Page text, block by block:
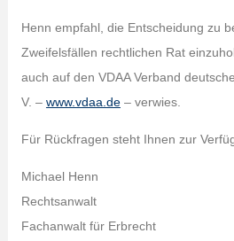
Henn empfahl, die Entscheidung zu
Zweifelsfällen rechtlichen Rat
auch auf den VDAA Verband
V. – www.vdaa.de– verwies.
Für Rückfragen steht Ihnen zur
Michael Henn
Rechtsanwalt
Fachanwalt für Erbrecht